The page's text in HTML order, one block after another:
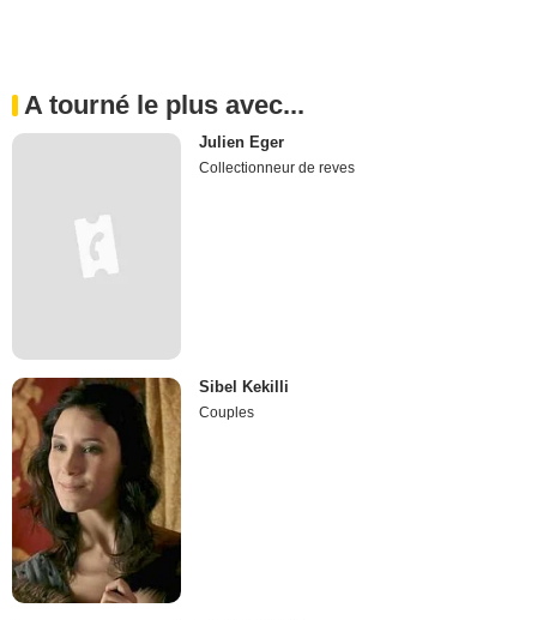
A tourné le plus avec...
Julien Eger
Collectionneur de reves
Sibel Kekilli
Couples